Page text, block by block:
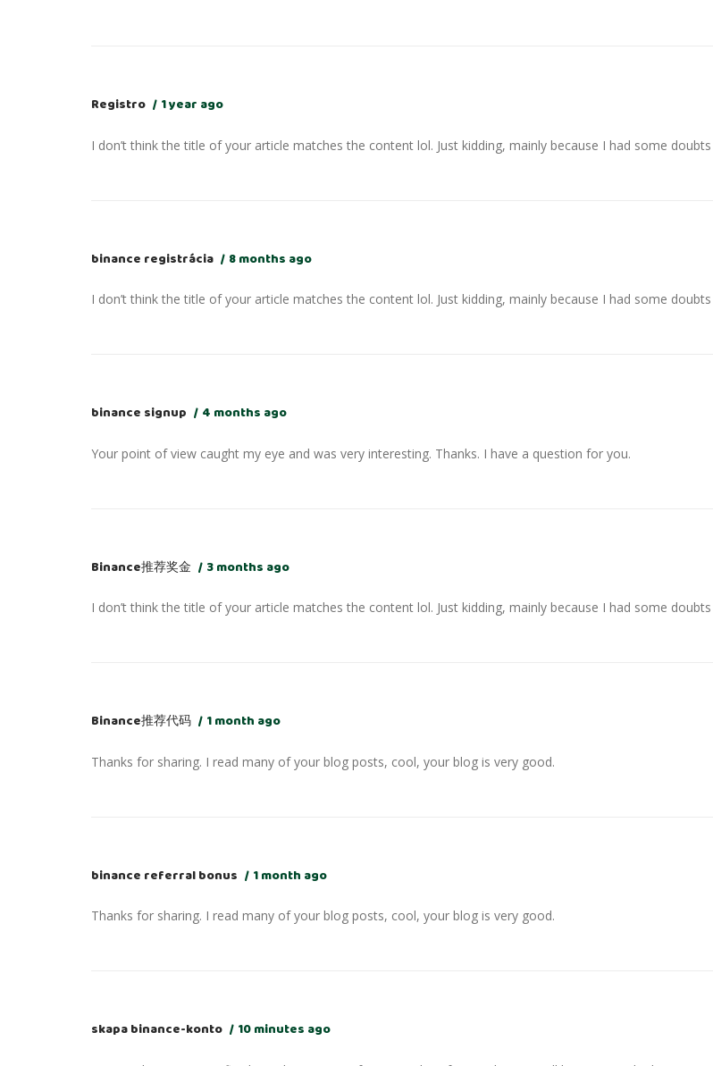
Registro 1 year ago
I don’t think the title of your article matches the content lol. Just kidding, mainly because I had some
binance registrácia 8 months ago
I don’t think the title of your article matches the content lol. Just kidding, mainly because I had some
binance signup 4 months ago
Your point of view caught my eye and was very interesting. Thanks. I have a question for you.
Binance推荐奖金 3 months ago
I don’t think the title of your article matches the content lol. Just kidding, mainly because I had some
Binance推荐代码 1 month ago
Thanks for sharing. I read many of your blog posts, cool, your blog is very good.
binance referral bonus 1 month ago
Thanks for sharing. I read many of your blog posts, cool, your blog is very good.
skapa binance-konto 10 minutes ago